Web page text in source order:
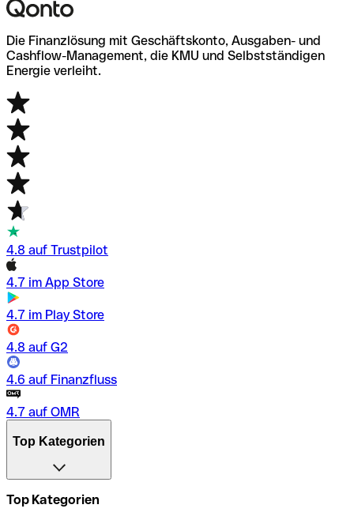
Die Finanzlösung mit Geschäftskonto, Ausgaben- und
Cashflow-Management, die KMU und Selbstständigen
Energie verleiht.
4.8 auf Trustpilot
4.7 im App Store
4.7 im Play Store
4.8 auf G2
4.6 auf Finanzfluss
4.7 auf OMR
Top Kategorien
Top Kategorien